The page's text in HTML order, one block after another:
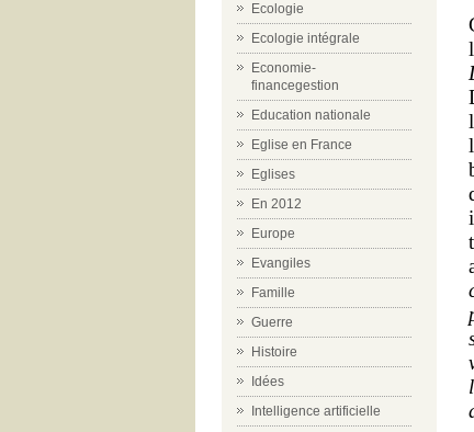
Ecologie
Ecologie intégrale
Economie-
financegestion
Education nationale
Eglise en France
Eglises
En 2012
Europe
Evangiles
Famille
Guerre
Histoire
Idées
Intelligence artificielle